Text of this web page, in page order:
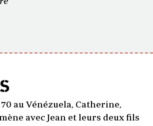
au Vénézuela, Catherine,
avec Jean et leurs deux fils